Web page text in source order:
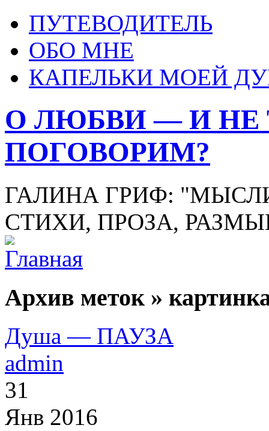
ПУТЕВОДИТЕЛЬ
ОБО МНЕ
КАПЕЛЬКИ МОЕЙ
О ЛЮБВИ — И НЕ
ПОГОВОРИМ?
ГАЛИНА ГРИФ:
СТИХИ, ПРОЗА,
Архив меток »
Душа — ПАУЗА
admin
31
Янв 2016